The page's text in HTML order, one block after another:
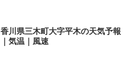
香川県三木町大字平木の天気予報
｜気温｜風速